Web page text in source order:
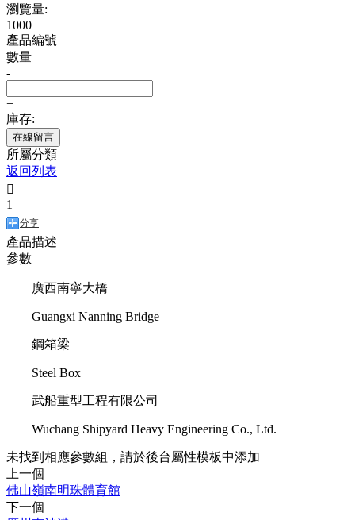
瀏覽量:
1000
產品編號
數量
-
+
庫存:
在線留言
所屬分類
返回列表

1
分享
產品描述
參數
廣西南寧大橋
Guangxi Nanning Bridge
鋼箱梁
Steel Box
武船重型工程有限公司
Wuchang Shipyard Heavy Engineering Co., Ltd.
未找到相應參數組，請於後台屬性模板中添加
上一個
佛山嶺南明珠體育館
下一個